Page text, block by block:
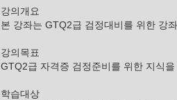
강의개요
본 강좌는 GTQ2급 검정대비를 위한 강
강의목표
GTQ2급 자격증 검정준비를 위한 지식
학습대상